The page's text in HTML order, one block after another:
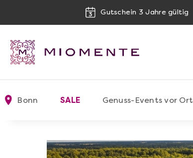
Gutschein 3 Jahre gültig
Bonn SALE Genuss-Events vor Ort